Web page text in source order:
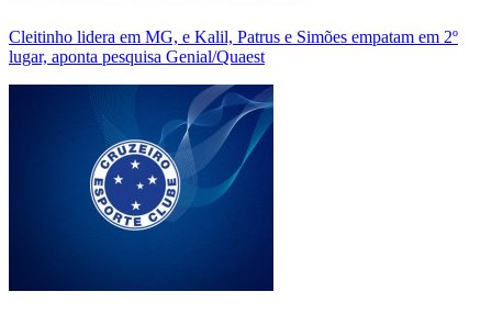
Cleitinho lidera em MG, e Kalil, Patrus e Simões empatam em 2º
lugar, aponta pesquisa Genial/Quaest